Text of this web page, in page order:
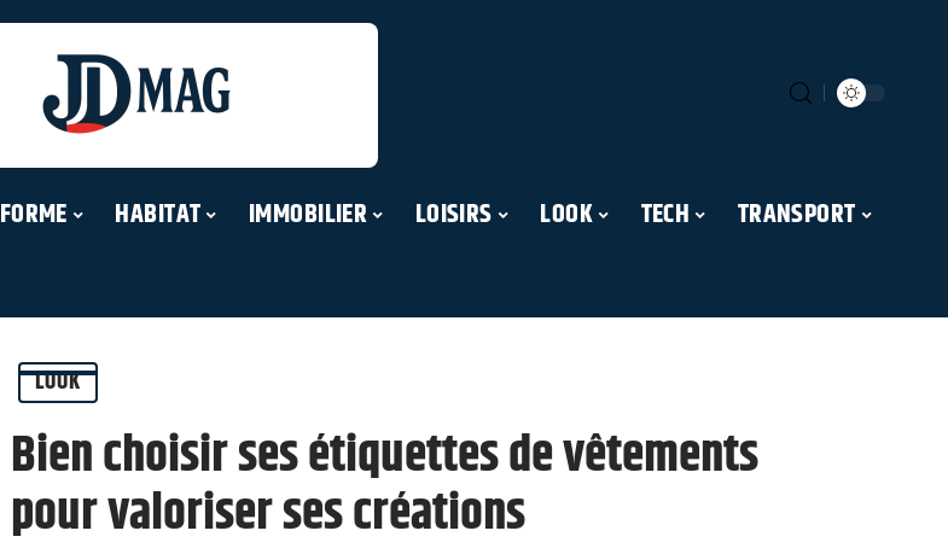
FORME HABITAT IMMOBILIER LOISIRS LOOK TECH TRANSPORT
LOOK
Bien choisir ses étiquettes de vêtements
pour valoriser ses créations